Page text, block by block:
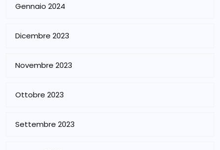
Gennaio 2024
Dicembre 2023
Novembre 2023
Ottobre 2023
Settembre 2023